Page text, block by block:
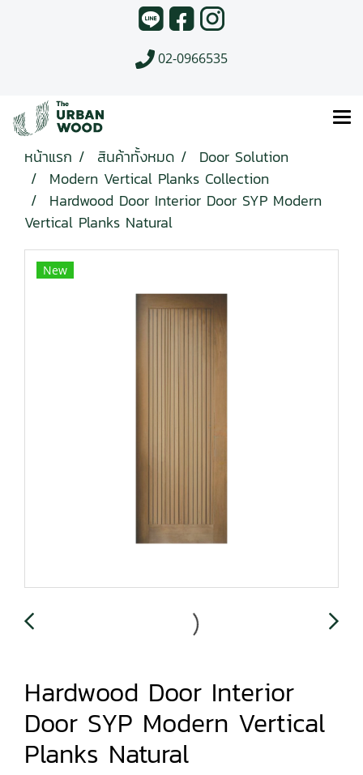
02-0966535
หน้าแรก สินค้าทั้งหมด
Door Solution
Modern Vertical Planks Collection
Hardwood Door Interior Door SYP Modern
Vertical Planks Natural
New
Hardwood Door Interior
Door SYP Modern Vertical
Planks Natural